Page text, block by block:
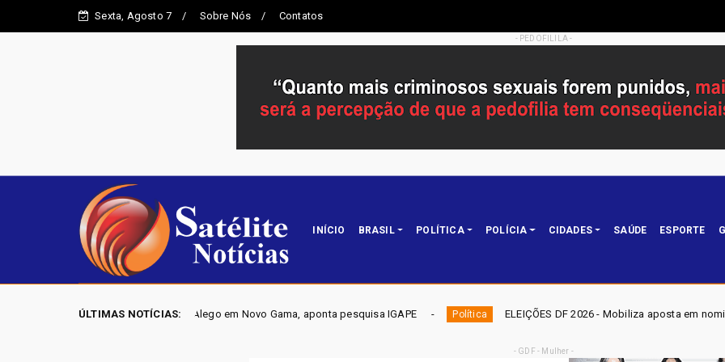
Sexta, Agosto 7 Sobre Nós Contatos
- PEDOFILILA -
INÍCIO BRASIL POLÍTICA POLÍCIA CIDADES SAÚDE ESPORTE
ÚLTIMAS NOTÍCIAS:
por vaga na Alego em Novo Gama, aponta pesquisa IGAPE Política ELEIÇÕES DF 2026 - Mobiliza aposta em nominata completa e mira
- GDF - Mulher -